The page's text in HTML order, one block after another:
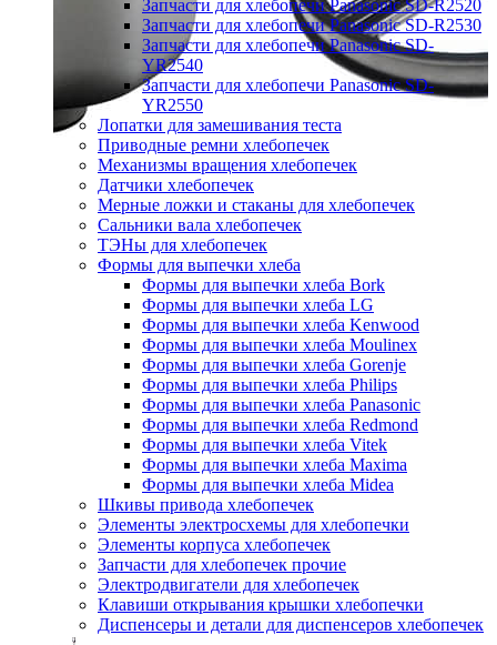
Запчасти для хлебопечи Panasonic SD-R2520
Запчасти для хлебопечи Panasonic SD-R2530
Запчасти для хлебопечи Panasonic SD-
YR2540
Запчасти для хлебопечи Panasonic SD-
YR2550
Лопатки для замешивания теста
Приводные ремни хлебопечек
Механизмы вращения хлебопечек
Датчики хлебопечек
Мерные ложки и стаканы для хлебопечек
Сальники вала хлебопечек
ТЭНы для хлебопечек
Формы для выпечки хлеба
Формы для выпечки хлеба Bork
Формы для выпечки хлеба LG
Формы для выпечки хлеба Kenwood
Формы для выпечки хлеба Moulinex
Формы для выпечки хлеба Gorenje
Формы для выпечки хлеба Philips
Формы для выпечки хлеба Panasonic
Формы для выпечки хлеба Redmond
Формы для выпечки хлеба Vitek
Формы для выпечки хлеба Maxima
Формы для выпечки хлеба Midea
Шкивы привода хлебопечек
Элементы электросхемы для хлебопечки
Элементы корпуса хлебопечек
Запчасти для хлебопечек прочие
Электродвигатели для хлебопечек
Клавиши открывания крышки хлебопечки
Диспенсеры и детали для диспенсеров хлебопечек